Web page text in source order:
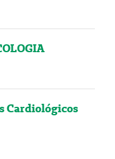
Cardiológicos